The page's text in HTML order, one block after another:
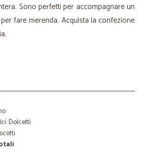
Sono perfetti per accompagnare un
fare merenda. Acquista la confezione
Dolcetti